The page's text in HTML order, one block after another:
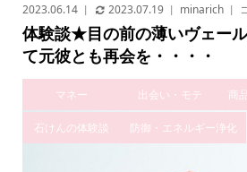
2023.06.14 2023.07.19 minarich
体験談★目の前の薄いヴェー
て元彼とも再会を・・・・
マネー 出会い・モテ 商
石けんの体験談 防御・エネルギー浄化